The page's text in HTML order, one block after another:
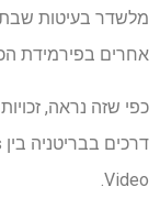
אחרים בפירמידת
כפי שזה נראה,
Video.